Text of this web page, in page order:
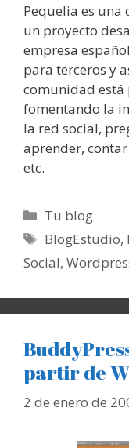
Pequelia es
un proyecto
empresa
para terceros y
comunidad está
fomentando la
la red social,
aprender,
etc.
Categorías
Tu blog
Etiquetas
BlogEstudio,
Social,
partir de
2 de enero de